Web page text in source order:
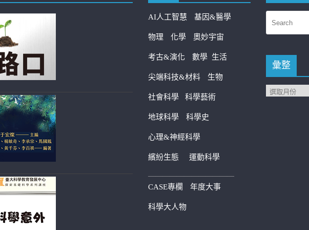
AI人工智慧 基因&醫學
物理 化學 奧妙宇宙
考古&演化 數學 生活
尖端科技&材料 生物
社會科學 科學藝術
地球科學 科學史
心理&神經科學
繽紛生態 運動科學
————————————
CASE專欄 年度大事
科學大人物
彙整